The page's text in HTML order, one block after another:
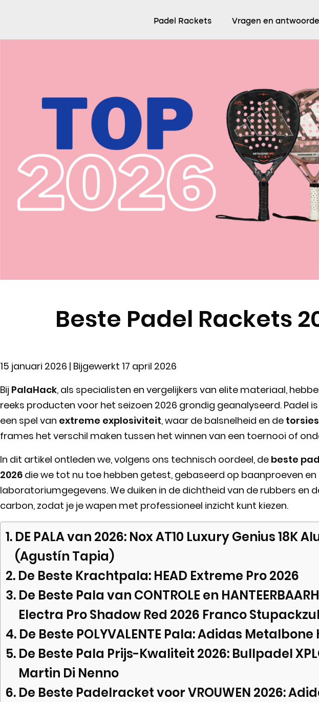
Padel Rackets Vragen en
Beste Padel Rackets
15 januari 2026 | Bijgewerkt 17 april 2026
Bij PalaHack, als specialisten en vergelijkers van elite materiaal,
reeks producten voor het seizoen 2026 grondig geanalyseerd. Padel
een spel van extreme explosiviteit, waar de balsnelheid en de
frames het verschil maken tussen het winnen van een toernooi of
In dit artikel ontleden we, volgens ons technisch oordeel, de beste
2026 die we tot nu toe hebben getest, gebaseerd op baanproeven en
laboratoriumgegevens. We duiken in de dichtheid van de rubbers en
carbon, zodat je je wapen met professioneel inzicht kunt kiezen.
DE PALA van 2026: Nox AT10 Luxury Genius 18K
(Agustín Tapia)
De Beste Krachtpala: HEAD Extreme Pro 2026
De Beste Pala van CONTROLE en
Electra Pro Shadow Red 2026 Franco
De Beste POLYVALENTE Pala: Adidas Metalbone
De Beste Pala Prijs-Kwaliteit 2026: Bullpadel
Martin Di Nenno
De Beste Padelracket voor VROUWEN 2026: